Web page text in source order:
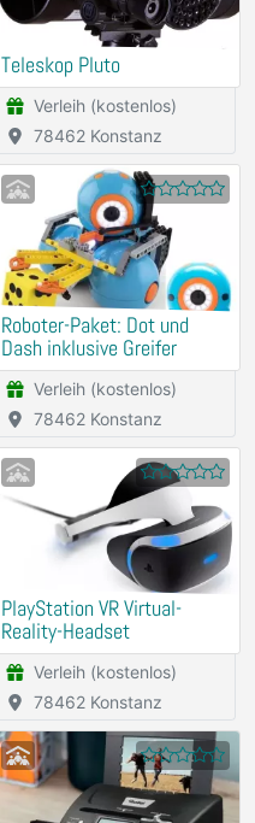
Teleskop Pluto
Verleih (kostenlos)
78462 Konstanz
Roboter-Paket: Dot und
Dash inklusive Greifer
Verleih (kostenlos)
78462 Konstanz
PlayStation VR Virtual-
Reality-Headset
Verleih (kostenlos)
78462 Konstanz